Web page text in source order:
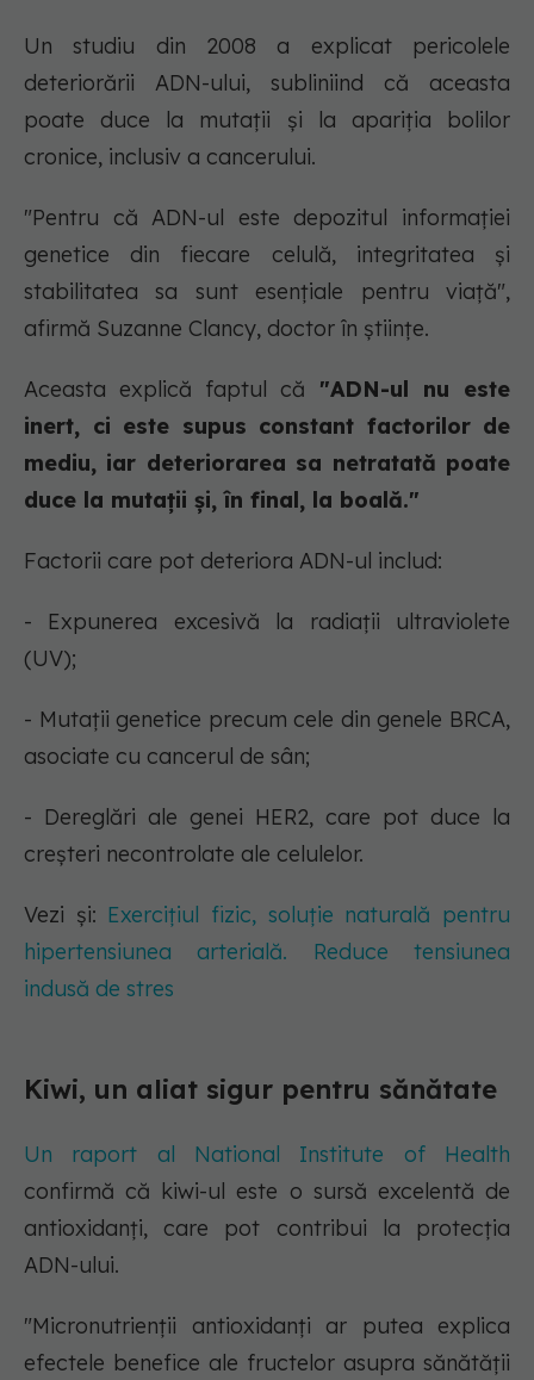
Un studiu din 2008 a explicat pericolele
deteriorării ADN-ului, subliniind că aceasta
poate duce la mutații și la apariția bolilor
cronice, inclusiv a cancerului.
"Pentru că ADN-ul este depozitul informației
genetice din fiecare celulă, integritatea și
stabilitatea sa sunt esențiale pentru viață",
afirmă Suzanne Clancy, doctor în științe.
Aceasta explică faptul că "ADN-ul nu este
inert, ci este supus constant factorilor de
mediu, iar deteriorarea sa netratată poate
duce la mutații și, în final, la boală."
Factorii care pot deteriora ADN-ul includ:
- Expunerea excesivă la radiații ultraviolete
(UV);
- Mutații genetice precum cele din genele BRCA,
asociate cu cancerul de sân;
- Dereglări ale genei HER2, care pot duce la
creșteri necontrolate ale celulelor.
Vezi și: Exercițiul fizic, soluție naturală pentru
hipertensiunea arterială. Reduce tensiunea
indusă de stres
Kiwi, un aliat sigur pentru sănătate
Un raport al National Institute of Health
confirmă că kiwi-ul este o sursă excelentă de
antioxidanți, care pot contribui la protecția
ADN-ului.
"Micronutrienții antioxidanți ar putea explica
efectele benefice ale fructelor asupra sănătății